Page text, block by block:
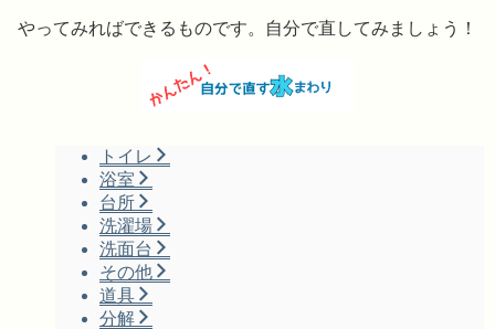
やってみればできるものです。自分で直してみましょう！
トイレ
浴室
台所
洗濯場
洗面台
その他
道具
分解